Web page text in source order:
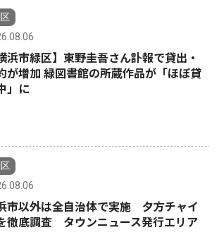
浜市緑区】東野圭吾さん訃報で貸出・
が増加 緑図書館の所蔵作品が「ほぼ貸
」に
市以外は全自治体で実施 夕方チャイ
徹底調査 タウンニュース発行エリア